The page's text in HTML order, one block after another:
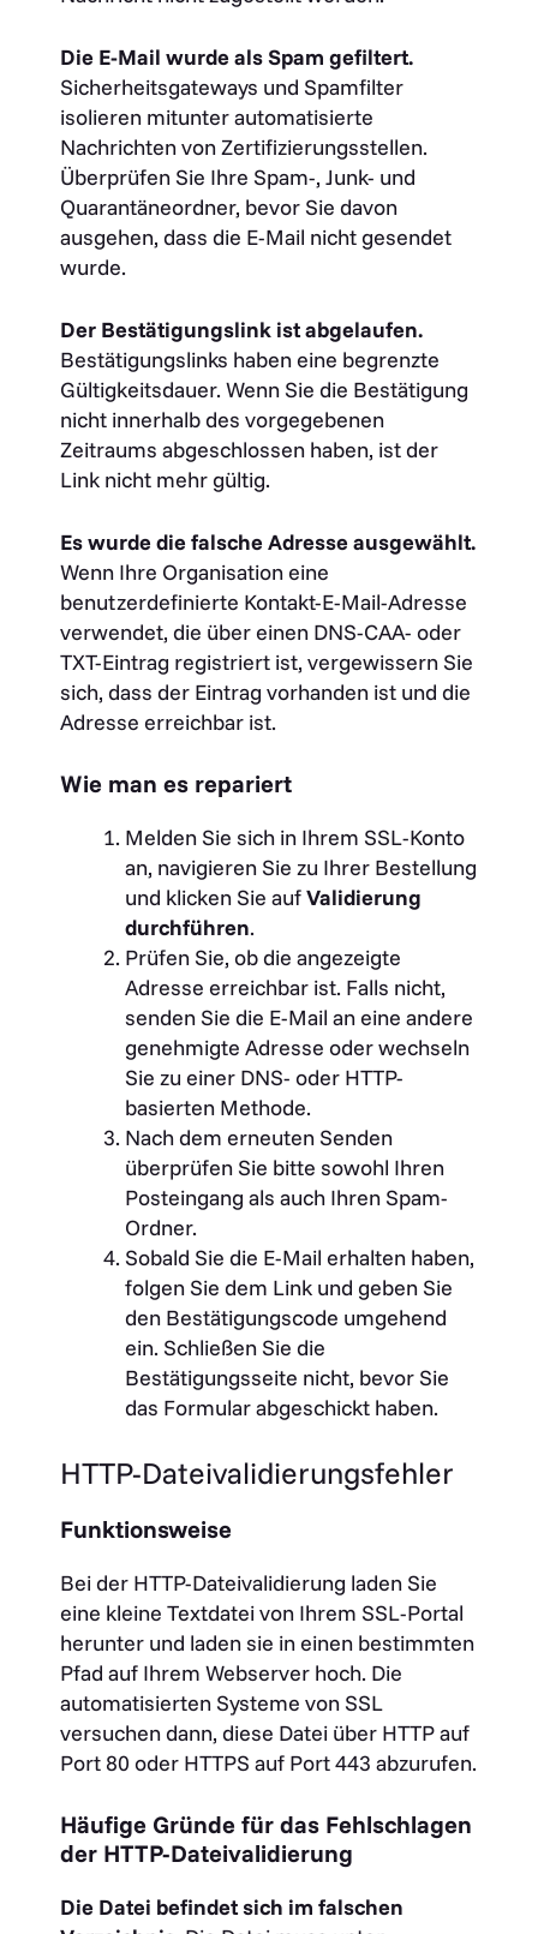
Die E-Mail wurde als Spam gefiltert.
Sicherheitsgateways und Spamfilter
isolieren mitunter automatisierte
Nachrichten von Zertifizierungsstellen.
Überprüfen Sie Ihre Spam-, Junk- und
Quarantäneordner, bevor Sie davon
ausgehen, dass die E-Mail nicht gesendet
wurde.
Der Bestätigungslink ist abgelaufen.
Bestätigungslinks haben eine begrenzte
Gültigkeitsdauer. Wenn Sie die Bestätigung
nicht innerhalb des vorgegebenen
Zeitraums abgeschlossen haben, ist der
Link nicht mehr gültig.
Es wurde die falsche Adresse ausgewählt.
Wenn Ihre Organisation eine
benutzerdefinierte Kontakt-E-Mail-Adresse
verwendet, die über einen DNS-CAA- oder
TXT-Eintrag registriert ist, vergewissern Sie
sich, dass der Eintrag vorhanden ist und die
Adresse erreichbar ist.
Wie man es repariert
Melden Sie sich in Ihrem SSL-Konto
an, navigieren Sie zu Ihrer Bestellung
und klicken Sie aufValidierung
durchführen.
Prüfen Sie, ob die angezeigte
Adresse erreichbar ist. Falls nicht,
senden Sie die E-Mail an eine andere
genehmigte Adresse oder wechseln
Sie zu einer DNS- oder HTTP-
basierten Methode.
Nach dem erneuten Senden
überprüfen Sie bitte sowohl Ihren
Posteingang als auch Ihren Spam-
Ordner.
Sobald Sie die E-Mail erhalten haben,
folgen Sie dem Link und geben Sie
den Bestätigungscode umgehend
ein. Schließen Sie die
Bestätigungsseite nicht, bevor Sie
das Formular abgeschickt haben.
HTTP-Dateivalidierungsfehler
Funktionsweise
Bei der HTTP-Dateivalidierung laden Sie
eine kleine Textdatei von Ihrem SSL-Portal
herunter und laden sie in einen bestimmten
Pfad auf Ihrem Webserver hoch. Die
automatisierten Systeme von SSL
versuchen dann, diese Datei über HTTP auf
Port 80 oder HTTPS auf Port 443 abzurufen.
Häufige Gründe für das Fehlschlagen
der HTTP-Dateivalidierung
Die Datei befindet sich im falschen